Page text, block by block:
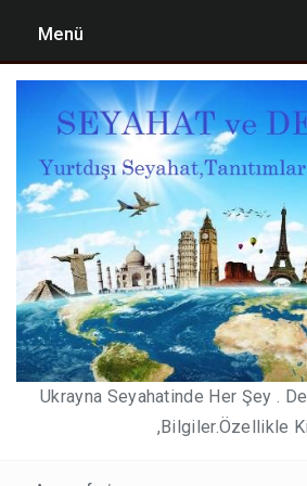
Menü
UKRAYNA’YA GÜNCEL GIRIŞ
KIEV TATILI PLANLAMASI
2,3,4,7 GÜNLÜK KIEV TATIL
PEGASUS’DAN KABIN BAGAJ
YURT DIŞI DÖNÜŞLERDE
TESTI 15 MAYIS 2021 DE SONA
NEREDE TEST OLUNABILIR(SON
MAYIS 2021)
Ukrayna Seyahatinde Her Şey .
,Bilgiler.Özellikle